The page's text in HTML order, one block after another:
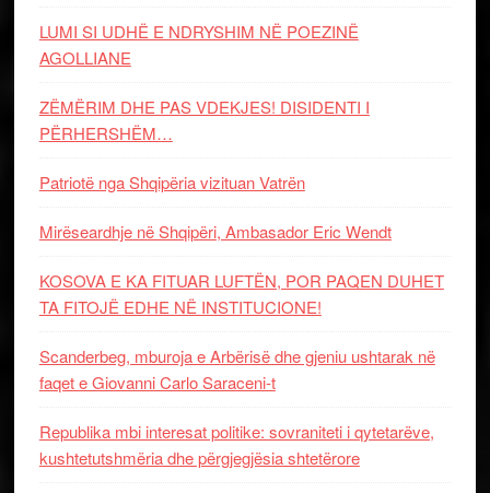
LUMI SI UDHË E NDRYSHIM NË POEZINË
AGOLLIANE
ZËMËRIM DHE PAS VDEKJES! DISIDENTI I
PËRHERSHËM…
Patriotë nga Shqipëria vizituan Vatrën
Mirëseardhje në Shqipëri, Ambasador Eric Wendt
KOSOVA E KA FITUAR LUFTËN, POR PAQEN DUHET
TA FITOJË EDHE NË INSTITUCIONE!
Scanderbeg, mburoja e Arbërisë dhe gjeniu ushtarak në
faqet e Giovanni Carlo Saraceni-t
Republika mbi interesat politike: sovraniteti i qytetarëve,
kushtetutshmëria dhe përgjegjësia shtetërore